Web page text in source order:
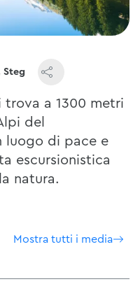
Steg
trova a 1300 metri
del
luogo di pace e
escursionistica
natura.
Mostra tutti i media